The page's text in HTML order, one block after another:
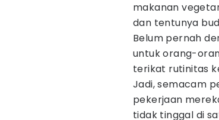
makanan
dan tentunya
Belum pernah
untuk orang-
terikat rutinitas
Jadi, semacam
pekerjaan
tidak tinggal di